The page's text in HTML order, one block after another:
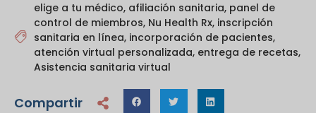
elige a tu médico, afiliación sanitaria, panel de
control de miembros, Nu Health Rx, inscripción
sanitaria en línea, incorporación de pacientes,
atención virtual personalizada, entrega de recetas,
Asistencia sanitaria virtual
Compartir